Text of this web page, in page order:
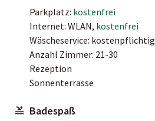
Parkplatz: kostenfrei
Internet: WLAN, kostenfrei
Wäscheservice: kostenpflichtig
Anzahl Zimmer: 21-30
Rezeption
Sonnenterrasse
Badespaß